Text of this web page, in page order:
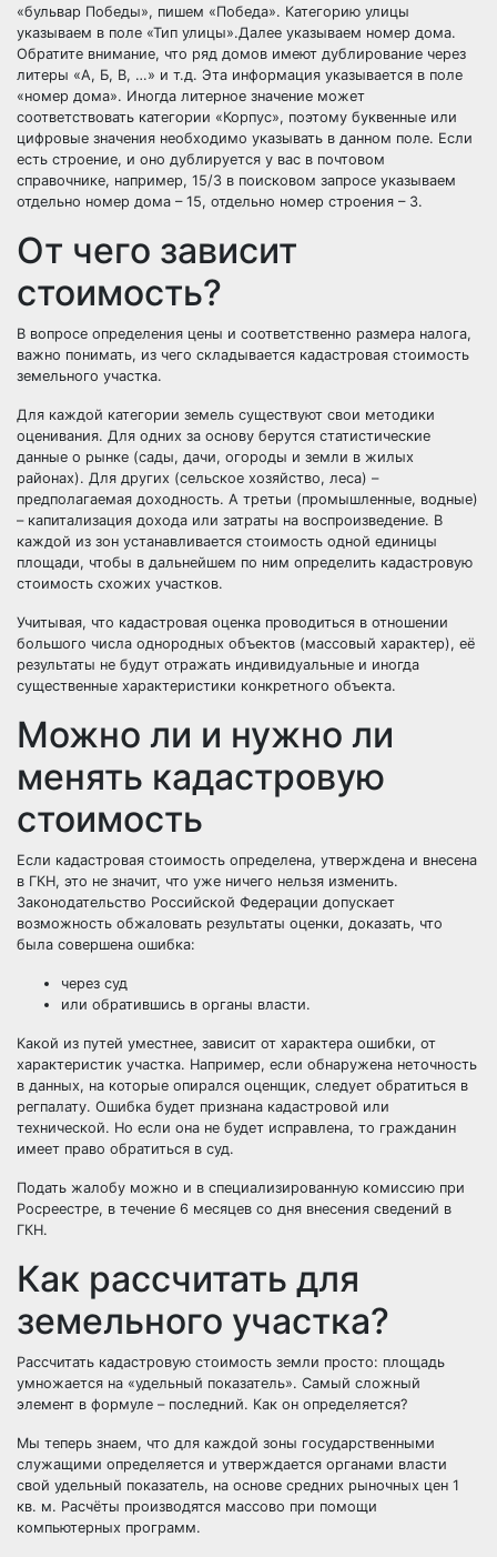
«бульвар Победы», пишем «Победа». Категорию улицы
указываем в поле «Тип улицы».Далее указываем номер дома.
Обратите внимание, что ряд домов имеют дублирование через
литеры «А, Б, В, …» и т.д. Эта информация указывается в поле
«номер дома». Иногда литерное значение может
соответствовать категории «Корпус», поэтому буквенные или
цифровые значения необходимо указывать в данном поле. Если
есть строение, и оно дублируется у вас в почтовом
справочнике, например, 15/3 в поисковом запросе указываем
отдельно номер дома – 15, отдельно номер строения – 3.
От чего зависит
стоимость?
В вопросе определения цены и соответственно размера налога,
важно понимать, из чего складывается кадастровая стоимость
земельного участка.
Для каждой категории земель существуют свои методики
оценивания. Для одних за основу берутся статистические
данные о рынке (сады, дачи, огороды и земли в жилых
районах). Для других (сельское хозяйство, леса) –
предполагаемая доходность. А третьи (промышленные, водные)
– капитализация дохода или затраты на воспроизведение. В
каждой из зон устанавливается стоимость одной единицы
площади, чтобы в дальнейшем по ним определить кадастровую
стоимость схожих участков.
Учитывая, что кадастровая оценка проводиться в отношении
большого числа однородных объектов (массовый характер), её
результаты не будут отражать индивидуальные и иногда
существенные характеристики конкретного объекта.
Можно ли и нужно ли
менять кадастровую
стоимость
Если кадастровая стоимость определена, утверждена и внесена
в ГКН, это не значит, что уже ничего нельзя изменить.
Законодательство Российской Федерации допускает
возможность обжаловать результаты оценки, доказать, что
была совершена ошибка:
через суд
или обратившись в органы власти.
Какой из путей уместнее, зависит от характера ошибки, от
характеристик участка. Например, если обнаружена неточность
в данных, на которые опирался оценщик, следует обратиться в
регпалату. Ошибка будет признана кадастровой или
технической. Но если она не будет исправлена, то гражданин
имеет право обратиться в суд.
Подать жалобу можно и в специализированную комиссию при
Росреестре, в течение 6 месяцев со дня внесения сведений в
ГКН.
Как рассчитать для
земельного участка?
Рассчитать кадастровую стоимость земли просто: площадь
умножается на «удельный показатель». Самый сложный
элемент в формуле – последний. Как он определяется?
Мы теперь знаем, что для каждой зоны государственными
служащими определяется и утверждается органами власти
свой удельный показатель, на основе средних рыночных цен 1
кв. м. Расчёты производятся массово при помощи
компьютерных программ.